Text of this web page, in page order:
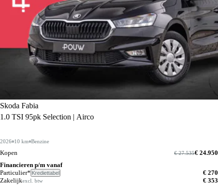
Skoda Fabia
1.0 TSI 95pk Selection | Airco
2026 10 km Benzine
Kopen € 24.950
€ 27.535
Financieren p/m vanaf
Particulier* Krediettabel
€ 270
Zakelijkexcl. btw
€ 353